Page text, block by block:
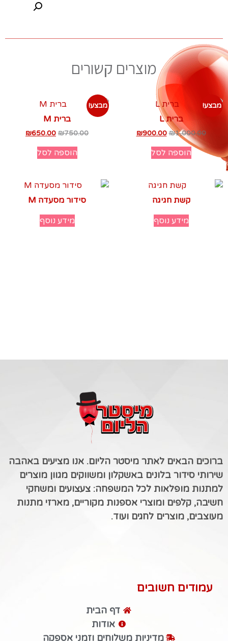
מוצרים קשורים
מבצע!
ברית L
₪1,000.00
₪900.00
הוספה לסל
מבצע!
ברית M
₪750.00
₪650.00
הוספה לסל
קשת חגיגה
מידע נוסף
סידור מסעדה M
מידע נוסף
ברוכים הבאים לאתר מיסטר הליום. אנו מציעים באהבה
שירותי סידור בלונים באשקלון ומשווקים מגוון מוצרים
למתנות מופלאות לכל המשפחה: צעצועים ומשחקי
חשיבה, קלפים ומוצרי אספנות מקוריים, מארזי מתנות
מעוצבים, מוצרים לחגים ועוד.
עמודים חשובים
דף הבית
אודות
מדיניות משלוחים וזמני אספקה